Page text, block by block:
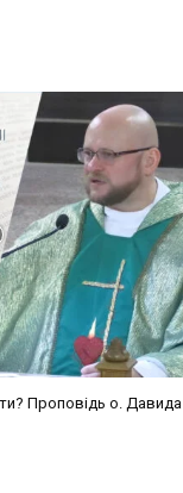
Проповідь о. Давида